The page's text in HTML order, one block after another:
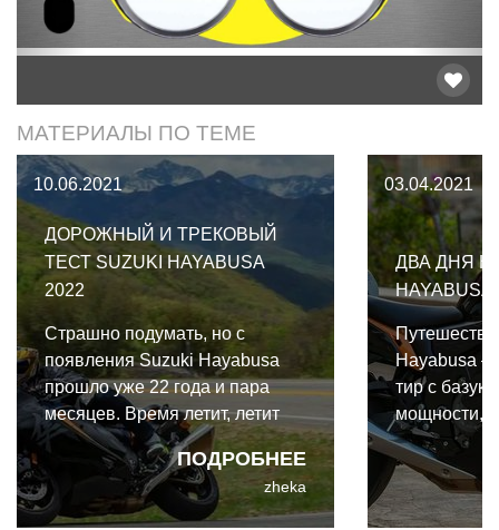
МАТЕРИАЛЫ ПО ТЕМЕ
10.06.2021
ДОРОЖНЫЙ И ТРЕКОВЫЙ
ТЕСТ SUZUKI HAYABUSA
2022
ПОДРОБНЕЕ
Страшно подумать, но с
появления Suzuki Hayabusa
прошло уже 22 года и пара
месяцев. Время летит, летит
вместе с ним и Hayabusa -
довольно буквальная
аналогия, учитывая, что
Hayabusa - это японский сокол,
zheka
03.04.2021
ДВА ДНЯ
HAYABUSA
Hayabusa —
тир с
мощности,
полноценно
ещё